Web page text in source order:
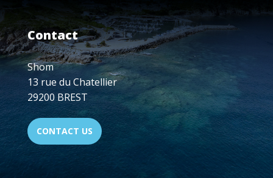
Contact
Shom
13 rue du Chatellier
29200 BREST
CONTACT US